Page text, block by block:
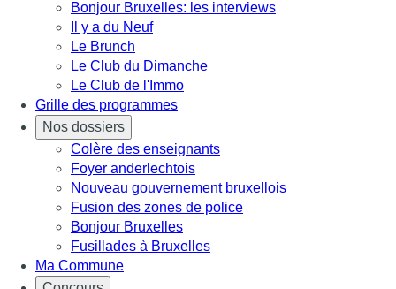
Bonjour Bruxelles: les interviews
Il y a du Neuf
Le Brunch
Le Club du Dimanche
Le Club de l'Immo
Grille des programmes
Nos dossiers
Colère des enseignants
Foyer anderlechtois
Nouveau gouvernement bruxellois
Fusion des zones de police
Bonjour Bruxelles
Fusillades à Bruxelles
Ma Commune